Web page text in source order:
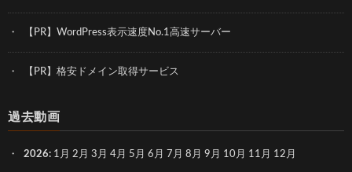
【PR】WordPress表示速度No.1高速サーバー
【PR】格安ドメイン取得サービス
過去動画
2026: 1月 2月 3月 4月 5月 6月 7月 8月 9月 10月 11月 12月